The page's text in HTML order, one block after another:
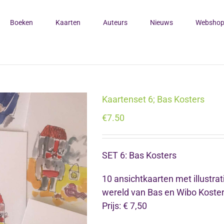
Boeken Kaarten Auteurs Nieuws Webshop
Kaartenset 6; Bas Kosters
€7.50
SET 6: Bas Kosters
10 ansichtkaarten met
wereld van Bas en Wibo
Prijs: € 7,50